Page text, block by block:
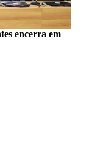
encerra em